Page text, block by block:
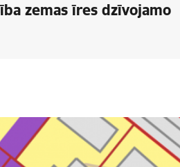
zemas īres dzīvojamo